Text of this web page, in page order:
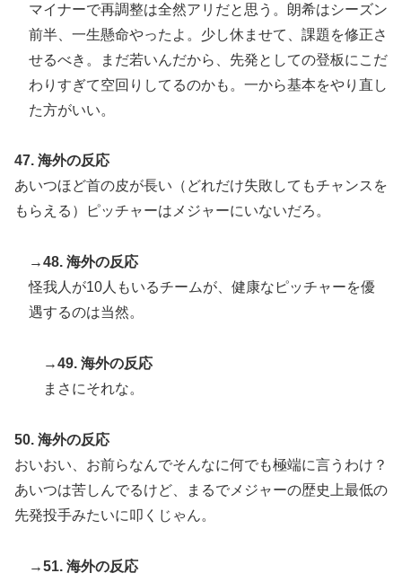
マイナーで再調整は全然アリだと思う。朗希はシーズン
前半、一生懸命やったよ。少し休ませて、課題を修正さ
せるべき。まだ若いんだから、先発としての登板にこだ
わりすぎて空回りしてるのかも。一から基本をやり直し
た方がいい。
47. 海外の反応
あいつほど首の皮が長い（どれだけ失敗してもチャンスを
もらえる）ピッチャーはメジャーにいないだろ。
→48. 海外の反応
怪我人が10人もいるチームが、健康なピッチャーを優
遇するのは当然。
→49. 海外の反応
まさにそれな。
50. 海外の反応
おいおい、お前らなんでそんなに何でも極端に言うわけ？
あいつは苦しんでるけど、まるでメジャーの歴史上最低の
先発投手みたいに叩くじゃん。
→51. 海外の反応